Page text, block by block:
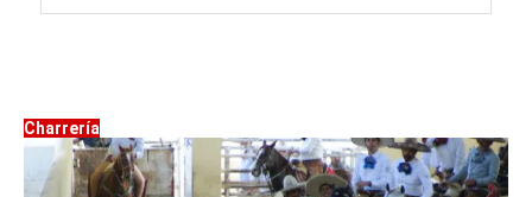
Charrería